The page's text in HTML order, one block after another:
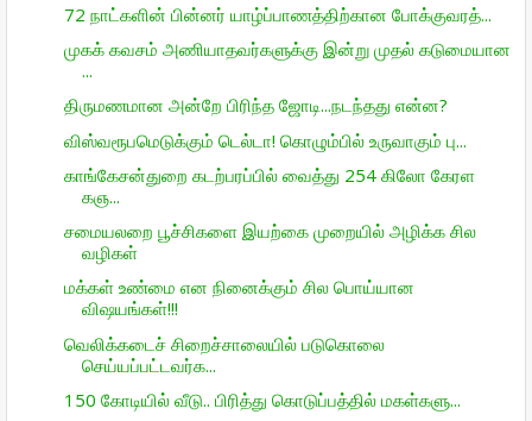
72 நாட்களின் பின்னர் யாழ்ப்பாணத்திற்கான போக்குவரத்...
முகக் கவசம் அணியாதவர்களுக்கு இன்று முதல் கடுமையான
...
திருமணமான அன்றே பிரிந்த ஜோடி...நடந்தது என்ன?
விஸ்வரூபமெடுக்கும் டெல்டா! கொழும்பில் உருவாகும் பு...
காங்கேசன்துறை கடற்பரப்பில் வைத்து 254 கிலோ கேரள
கஞ...
சமையலறை பூச்சிகளை இயற்கை முறையில் அழிக்க சில
வழிகள்
மக்கள் உண்மை என நினைக்கும் சில பொய்யான
விஷயங்கள்!!!
வெலிக்கடைச் சிறைச்சாலையில் படுகொலை
செய்யப்பட்டவர்க...
150 கோடியில் வீடு.. பிரித்து கொடுப்பத்தில் மகள்களு...